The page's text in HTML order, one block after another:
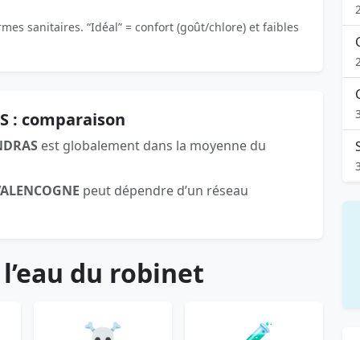
sanitaires. “Idéal” = confort (goût/chlore) et faibles
: comparaison
est globalement dans la moyenne du
peut dépendre d’un réseau
du robinet